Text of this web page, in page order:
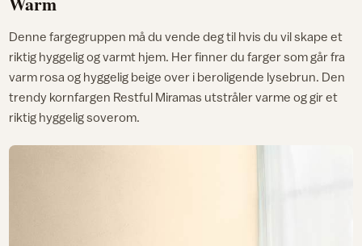
Denne fargegruppen må du vende deg til hvis du vil skape et
riktig hyggelig og varmt hjem. Her finner du farger som går fra
varm rosa og hyggelig beige over i beroligende lysebrun. Den
trendy kornfargen Restful Miramas utstråler varme og gir et
riktig hyggelig soverom.